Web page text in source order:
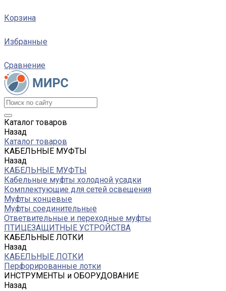
Корзина
Избранные
Сравнение
Каталог товаров
Назад
Каталог товаров
КАБЕЛЬНЫЕ МУФТЫ
Назад
КАБЕЛЬНЫЕ МУФТЫ
Кабельные муфты холодной усадки
Комплектующие для сетей освещения
Муфты концевые
Муфты соединительные
Ответвительные и переходные муфты
ПТИЦЕЗАЩИТНЫЕ УСТРОЙСТВА
КАБЕЛЬНЫЕ ЛОТКИ
Назад
КАБЕЛЬНЫЕ ЛОТКИ
Перфорированные лотки
ИНСТРУМЕНТЫ и ОБОРУДОВАНИЕ
Назад